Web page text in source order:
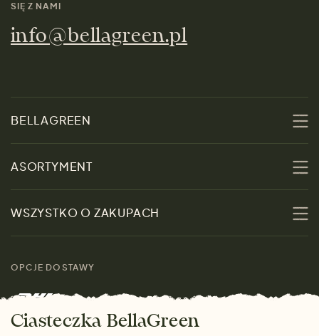
SIĘ Z NAMI
info@bellagreen.pl
BELLAGREEN
Zrównoważoność
Skontaktuj się z nami
Marki
ASORTYMENT
Kobiety
Mężczyźni
WSZYSTKO O ZAKUPACH
rozmiarach
Zwrot towaru
OPCJE DOSTAWY
Ciasteczka BellaGreen